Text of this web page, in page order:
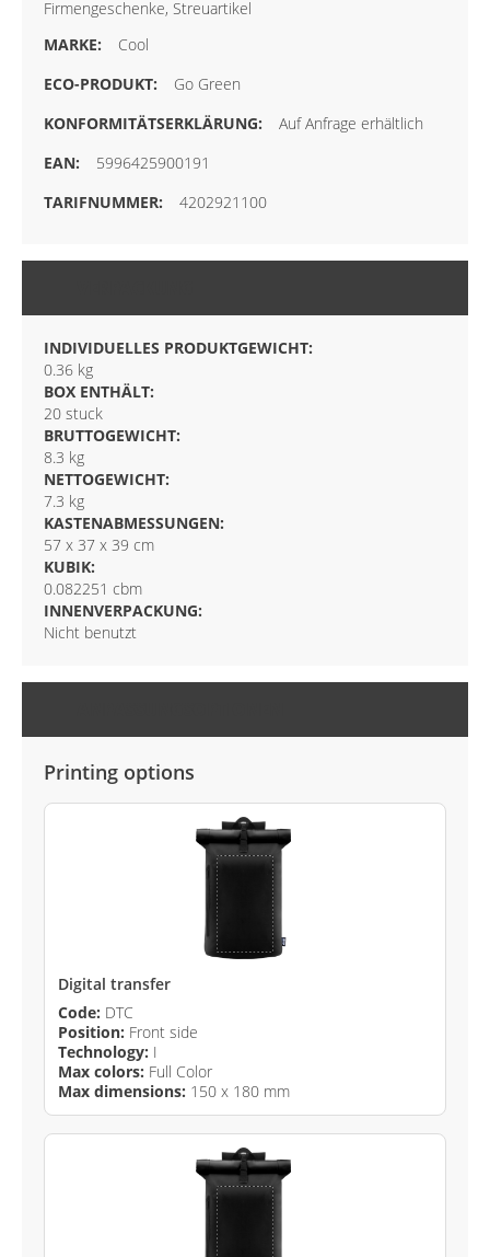
Firmengeschenke, Streuartikel
Cool
Go Green
Auf Anfrage erhältlich
5996425900191
4202921100
INDIVIDUELLES PRODUKTGEWICHT:
0.36 kg
BOX ENTHÄLT:
20 stuck
BRUTTOGEWICHT:
8.3 kg
NETTOGEWICHT:
7.3 kg
KASTENABMESSUNGEN:
57 x 37 x 39 cm
KUBIK:
0.082251 cbm
INNENVERPACKUNG:
Nicht benutzt
Printing options
Digital transfer
Code: DTC
Position: Front side
Technology: I
Max colors: Full Color
Max dimensions: 150 x 180 mm